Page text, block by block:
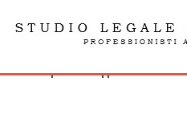
testo
admin | 23.06.23| | 0 Comments